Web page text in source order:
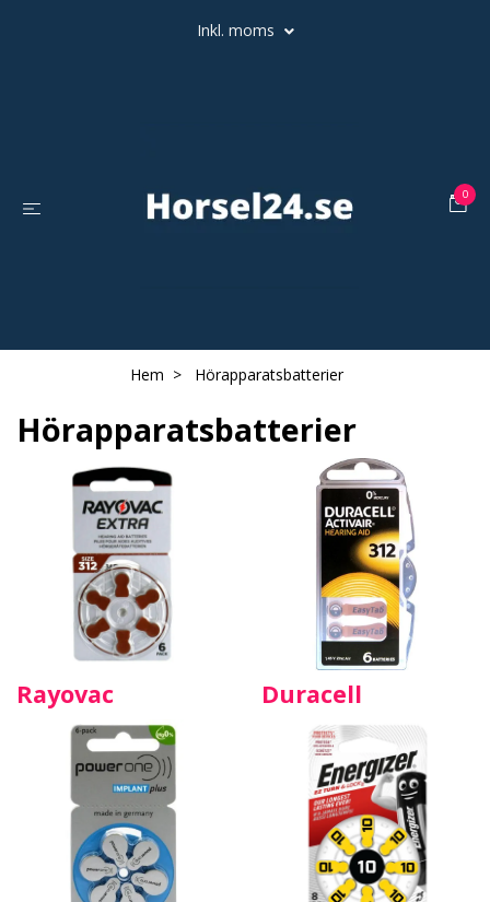
Inkl. moms
0
Hem Hörapparatsbatterier
Hörapparatsbatterier
Rayovac Duracell